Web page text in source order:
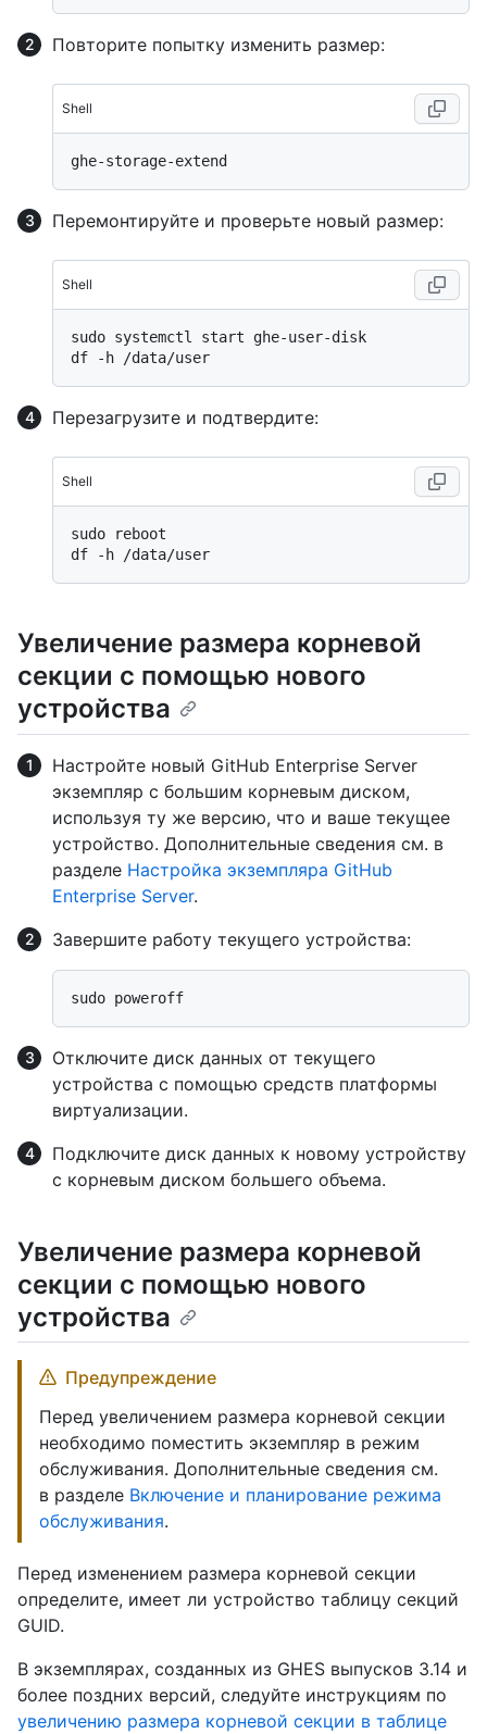
Повторите попытку изменить размер:
Shell
Перемонтируйте и проверьте новый размер:
Shell
sudo systemctl start ghe-user-disk
Перезагрузите и подтвердите:
Shell
sudo reboot
Увеличение размера корневой
секции с помощью нового
устройства
Настройте новый GitHub Enterprise Server
экземпляр с большим корневым диском,
используя ту же версию, что и ваше текущее
устройство. Дополнительные сведения см. в
разделе Настройка экземпляра GitHub
Enterprise Server.
Завершите работу текущего устройства:
Отключите диск данных от текущего
устройства с помощью средств платформы
виртуализации.
Подключите диск данных к новому устройству
с корневым диском большего объема.
Увеличение размера корневой
секции с помощью нового
устройства
Предупреждение
Перед увеличением размера корневой секции
необходимо поместить экземпляр в режим
обслуживания. Дополнительные сведения см.
в разделе Включение и планирование режима
обслуживания.
Перед изменением размера корневой секции
определите, имеет ли устройство таблицу секций
GUID.
В экземплярах, созданных из GHES выпусков 3.14 и
более поздних версий, следуйте инструкциям по
увеличению размера корневой секции в таблице